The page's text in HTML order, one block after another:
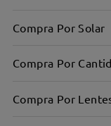
Compra Por Solar
Compra Por
Compra Por